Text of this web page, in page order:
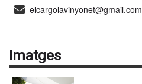
elcargolavinyonet@gmail.com
Imatges